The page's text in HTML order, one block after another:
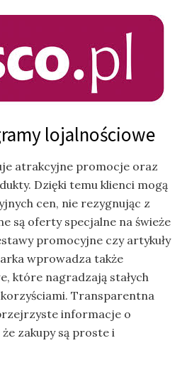
lojalnościowe
atrakcyjne promocje oraz
Dzięki temu klienci mogą
cen, nie rezygnując z
są oferty specjalne na świeże
promocyjne czy artykuły
wprowadza także
które nagradzają stałych
Transparentna
informacje o
zakupy są proste i